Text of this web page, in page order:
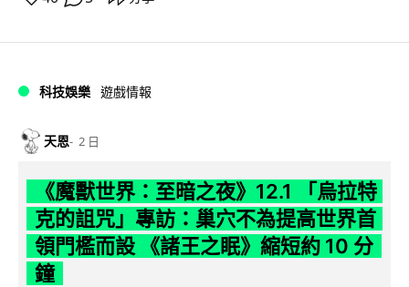
科技娛樂 遊戲情報
天恩 2 日
《魔獸世界：至暗之夜》12.1 「烏拉特
克的詛咒」專訪：巢穴不為提高世界首
領門檻而設 《諸王之眠》縮短約 10 分
鐘